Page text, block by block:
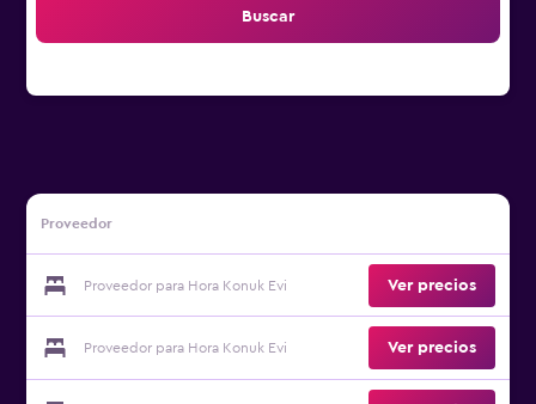
Buscar
Proveedor
Proveedor para Hora Konuk Evi Ver precios
Proveedor para Hora Konuk Evi Ver precios